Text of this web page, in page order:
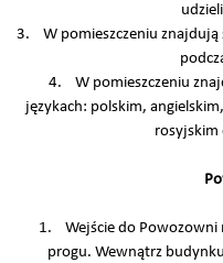
3. W pomieszczeniu znajdują
4. W pomieszczeniu
językach: polskim,
rosyjskim
1. Wejście do Powozowni
progu. Wewnątrz